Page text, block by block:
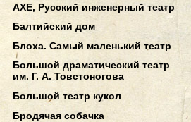
АХЕ, Русский инженерный театр
Балтийский дом
Блоха. Самый маленький театр
Большой драматический театр
им. Г. А. Товстоногова
Большой театр кукол
Бродячая собачка